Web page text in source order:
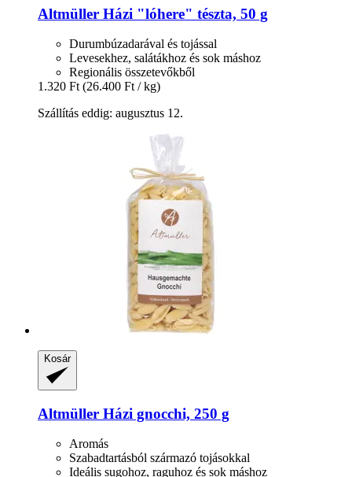
Altmüller Házi "lóhere" tészta, 50 g
Durumbúzadarával és tojással
Levesekhez, salátákhoz és sok máshoz
Regionális összetevőkből
1.320 Ft (26.400 Ft / kg)
Szállítás eddig: augusztus 12.
Kosár
Altmüller Házi gnocchi, 250 g
Aromás
Szabadtartásból származó tojásokkal
Ideális sugohoz, raguhoz és sok máshoz